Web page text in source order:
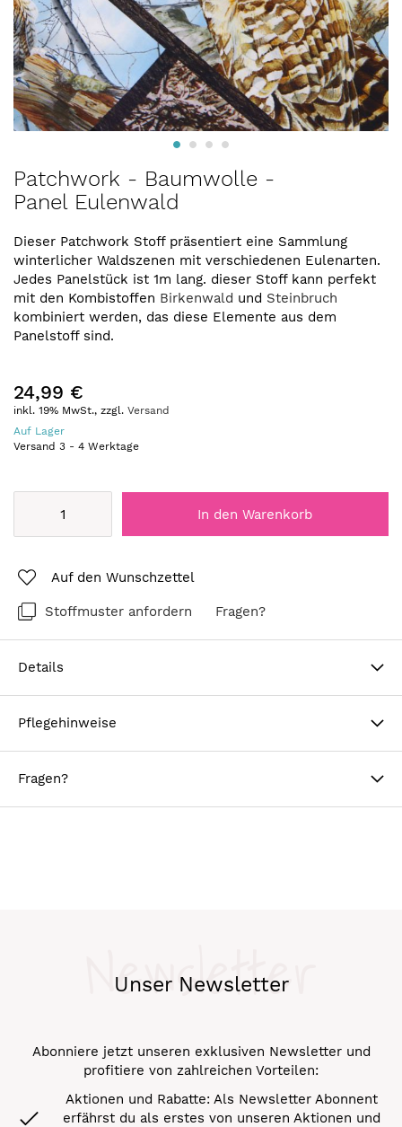
Anfang
der
springen
Patchwork - Baumwolle -
Panel Eulenwald
Dieser Patchwork Stoff präsentiert eine Sammlung
winterlicher Waldszenen mit verschiedenen Eulenarten.
Jedes Panelstück ist 1m lang. dieser Stoff kann perfekt
mit den Kombistoffen Birkenwald und Steinbruch
kombiniert werden, das diese Elemente aus dem
Panelstoff sind.
24,99 €
inkl. 19% MwSt., zzgl. Versand
Auf Lager
Versand 3 - 4 Werktage
In den Warenkorb
Auf den Wunschzettel
Stoffmuster anfordern Fragen?
Details
Pflegehinweise
Fragen?
Unser Newsletter
Newsletter
Abonniere jetzt unseren exklusiven Newsletter und
profitiere von zahlreichen Vorteilen:
Aktionen und Rabatte: Als Newsletter Abonnent
erfährst du als erstes von unseren Aktionen und